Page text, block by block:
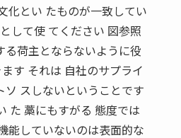
化とい たものが一致してい
して使 てください 図参照
荷主とならないように役
す それは 自社のサプライ
スしないということです
た 藁にもすがる 態度では
能していないのは表面的な